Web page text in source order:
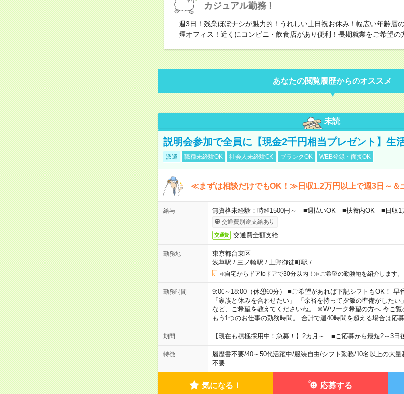
カジュアル勤務！
週3日！残業ほぼナシが魅力的！うれしい土日祝お休み！幅広い年齢層
煙オフィス！近くにコンビニ・飲食店があり便利！長期就業をご希望の
あなたの閲覧履歴からのオススメ
未読
説明会参加で全員に【現金2千円相当プレゼント】生
派遣 職種未経験OK 社会人未経験OK ブランクOK WEB登録・面接OK
≪まずは相談だけでもOK！≫日収1.2万円以上で週3日～＆
給与 無資格未経験：時給1500円～ ■週払いOK ■扶養内OK ■日収1
交通費別途支給あり
交通費 交通費全額支給
勤務地
東京都台東区
浅草駅 / 三ノ輪駅 / 上野御徒町駅 /
≪自宅からドアtoドアで30分以内！≫ご希望の勤務地を紹介します。
勤務時間
9:00～18:00（休憩60分） ■ご希望があれば下記シフトもOK！ 早
「家族と休みを合わせたい」 「余裕を持って夕飯の準備がしたい
など、ご希望を教えてくださいね。 ※Wワーク希望の方へ 今ご覧
もう1つのお仕事の勤務時間。 合計で週40時間を超える場合は応募
期間 【現在も積極採用中！急募！】2カ月～ ■ご応募から最短2～3日
特徴 履歴書不要/40～50代活躍中/服装自由/シフト勤務/10名以上の大量
不要
気になる！ 応募する